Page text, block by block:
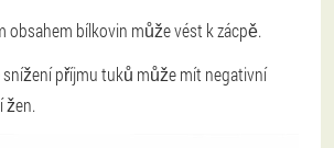
obsahem bílkovin může vést k zácpě.
snížení příjmu tuků může mít negativní
žen.